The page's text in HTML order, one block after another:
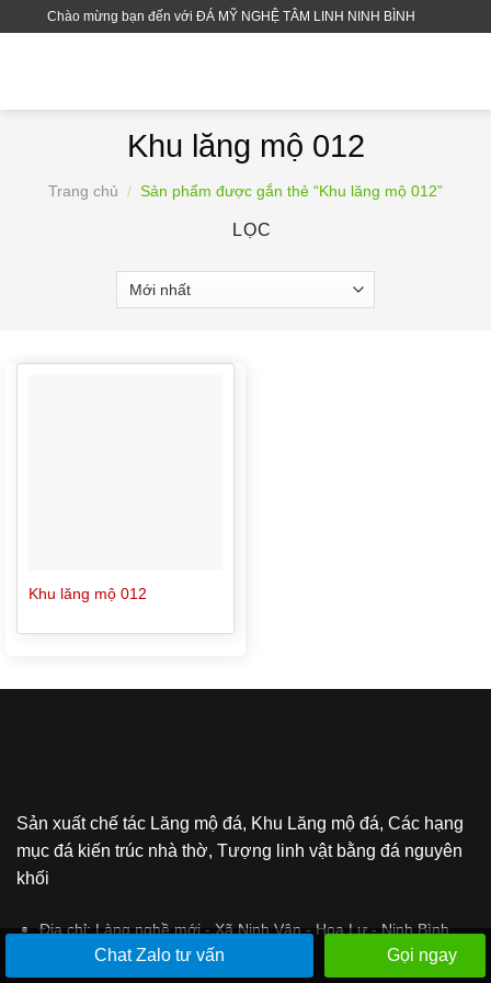
to
Chào mừng bạn đến với ĐÁ MỸ NGHỆ TÂM LINH NINH BÌNH
Khu lăng mộ 012
Trang chủ / Sản phẩm được gắn thẻ “Khu lăng mộ 012”
LỌC
Khu lăng mộ 012
Sản xuất chế tác Lăng mộ đá, Khu Lăng mộ đá, Các hạng
mục đá kiến trúc nhà thờ, Tượng linh vật bằng đá nguyên
khối
Địa chỉ:Làng nghề mới - Xã Ninh Vân - Hoa Lư - Ninh Bình
Chat Zalo tư vấn Gọi ngay